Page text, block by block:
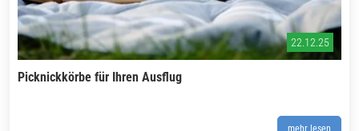
22.12.25
Picknickkörbe für Ihren Ausflug
mehr lesen